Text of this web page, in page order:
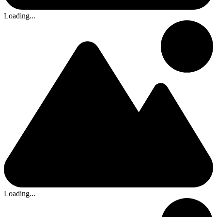
Loading...
Loading...